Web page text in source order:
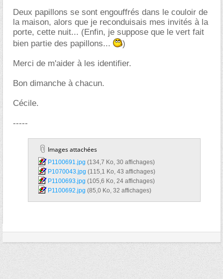
Deux papillons se sont engouffrés dans le couloir de
la maison, alors que je reconduisais mes invités à la
porte, cette nuit... (Enfin, je suppose que le vert fait
bien partie des papillons...
)
Merci de m'aider à les identifier.
Bon dimanche à chacun.
Cécile.
-----
Images attachées
P1100691.jpg‎ (134,7 Ko, 30 affichages)
P1070043.jpg‎ (115,1 Ko, 43 affichages)
P1100693.jpg‎ (105,6 Ko, 24 affichages)
P1100692.jpg‎ (85,0 Ko, 32 affichages)